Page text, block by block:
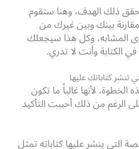
ذلك الهدف، وهنا ستقوم
بينك وبين غيرك من
وكل هذا سيجعلك
الكتابة وأنت لا تدري.
لأنها غالباً ما تكون
الرغم من ذلك أحببت التأكيد
التي ينشر عليها كتاباته تمثل